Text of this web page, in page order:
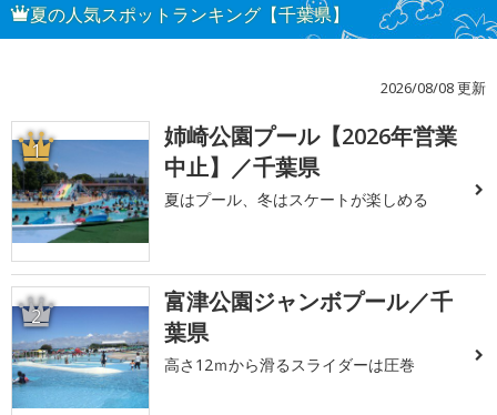
夏の人気スポットランキング【千葉県】
2026/08/08 更新
1
姉崎公園プール【2026年営業
中止】／千葉県
夏はプール、冬はスケートが楽しめる
2
富津公園ジャンボプール／千
葉県
高さ12ｍから滑るスライダーは圧巻